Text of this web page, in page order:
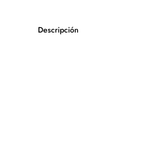
Descripción